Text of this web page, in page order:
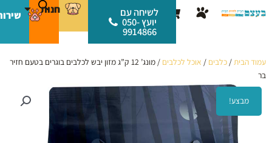
לתוכן
עגלת
קניות
לשיחה עם
יועץ 050-
9914866
חנות
עמוד הבית/ כלבים / אוכל לכלבים
/ מונג’ 12 ק”ג מזון יבש לכלבים בוגרים בטעם חזיר
בר
מבצע!